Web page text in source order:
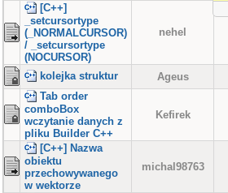
[C++]
_setcursortype
(_NORMALCURSOR)
/ _setcursortype
(NOCURSOR)
nehel
kolejka struktur Ageus
Tab order
comboBox
wczytanie danych z
pliku Builder C++
Kefirek
[C++] Nazwa
obiektu
przechowywanego
w wektorze
michal98763